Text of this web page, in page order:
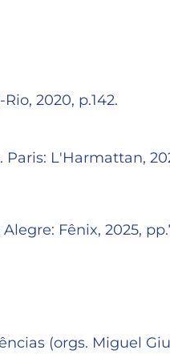
2020, p.142.
L'Harmattan,
Fênix, 2025,
(orgs. Miguel